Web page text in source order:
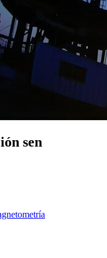
sen